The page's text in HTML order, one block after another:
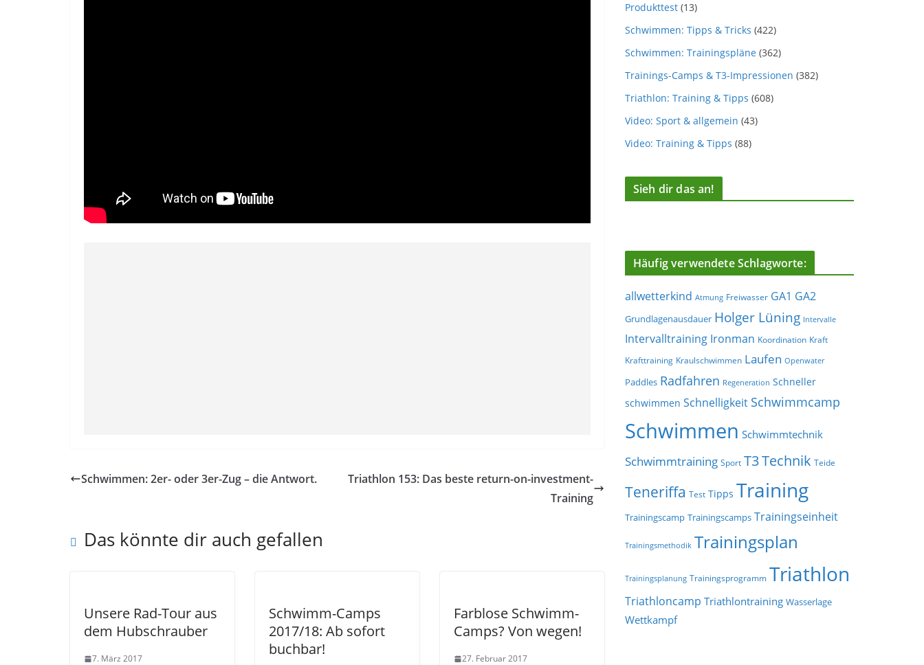
Schwimmen: 2er- oder 3er-Zug – die Antwort.
Triathlon 153: Das beste return-on-investment-
Training
Das könnte dir auch gefallen
Unsere Rad-Tour aus
dem Hubschrauber
7. März 2017
Schwimm-Camps
2017/18: Ab sofort
buchbar!
Farblose Schwimm-
Camps? Von wegen!
27. Februar 2017
Produkttest (13)
Schwimmen: Tipps & Tricks (422)
Schwimmen: Trainingspläne (362)
Trainings-Camps & T3-Impressionen (382)
Triathlon: Training & Tipps (608)
Video: Sport & allgemein (43)
Video: Training & Tipps (88)
Sieh dir das an!
Häufig verwendete Schlagworte:
allwetterkind Atmung Freiwasser GA1 GA2
Grundlagenausdauer Holger Lüning Intervalle
Intervalltraining Ironman Koordination Kraft
Krafttraining Kraulschwimmen Laufen Openwater
Paddles Radfahren Regeneration Schneller
schwimmen Schnelligkeit Schwimmcamp
Schwimmen Schwimmtechnik
Schwimmtraining Sport T3Technik Teide
Teneriffa Test Tipps Training
Trainingscamp Trainingscamps Trainingseinheit
Trainingsmethodik Trainingsplan
Trainingsplanung Trainingsprogramm Triathlon
Triathloncamp Triathlontraining Wasserlage
Wettkampf